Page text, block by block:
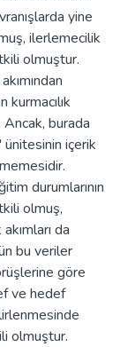
yine
ilerlemecilik
olmuştur.
burada
içerik
durumlarının
olmuş,
da
bu veriler
göre
ve hedef
olmuştur.